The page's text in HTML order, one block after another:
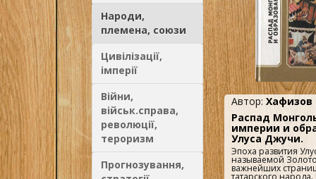
Народи,
племена, союзи
Цивілізації,
імперії
Війни,
військ.справа,
революції,
тероризм
Прогнозування,
Автор: Хафизов
Распад
империи и
Улуса Джучи.
Эпоха развития
называемой
важнейших
татарского